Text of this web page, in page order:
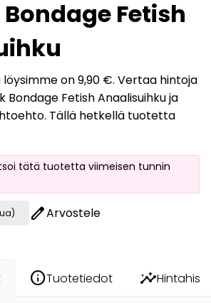
Fetish
löysimme on 9,90 €. Vertaa hintoja
Fetish Anaalisuihku ja
Tällä hetkellä tuotetta
tätä tuotetta viimeisen tunnin
editArvostele
infoTuotetiedot insights